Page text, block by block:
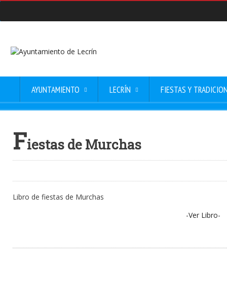
AYUNTAMIENTO LECRÍN FIESTAS Y
Fiestas de Murchas
Libro de fiestas de Murchas
-Ver Libro-